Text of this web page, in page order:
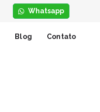
Whatsapp
Blog Contato